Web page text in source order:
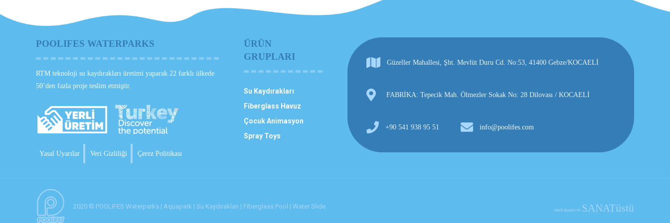
POOLIFES WATERPARKS
RTM teknoloji su kaydırakları üretimi yaparak 22 farklı ülkede
50’den fazla proje teslim etmiştir.
Yasal Uyarılar Veri Gizliliği Çerez Politikası
ÜRÜN
GRUPLARI
Su Kaydırakları
Fiberglass Havuz
Çocuk Animasyon
Spray Toys
Güzeller Mahallesi, Şht. Mevlüt Duru Cd. No:53, 41400 Gebze/KOCAELİ
FABRİKA: Tepecik Mah. Ölmezler Sokak No: 28 Dilovası / KOCAELİ
+90 541 938 95 51 info@poolifes.com
2020 © POOLIFES Waterparks | Aquapark | Su Kaydırakları | Fiberglass Pool | Water Slide web tasarım SANATüstü